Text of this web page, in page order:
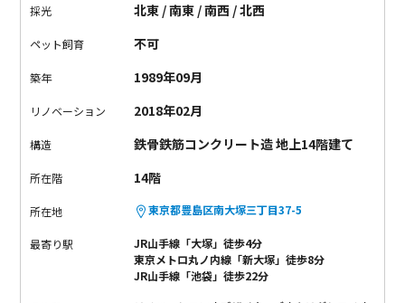
たらもともと収納になっていた場所を思い切りぶち抜いて、空
間を広げてみました。そうするとお部屋に帰った時から、外の
した。
とにかく全面空だから明るいし気持ちがいい。
ーからはスカイツリーもほんのちょっとの東京タワーも（本当
リアまで見渡せてしまう。いいところがいっぱいありすぎて何
物件。そしてやっぱり全部を新しくするのではなく、古きも生
かしておりまぜる。
そんなアールストアらしさがたくさん詰ま
ださい！
■完成までの軌跡http://r-
blogs.jp/author/renovation/6873/
採光 北東 / 南東 / 南西 / 北西
ペット飼育 不可
築年 1989年09月
リノベーション 2018年02月
構造 鉄骨鉄筋コンクリート造 地上14階建て
所在階 14階
所在地 東京都豊島区南大塚三丁目37-5
最寄り駅
JR山手線「大塚」徒歩4分
東京メトロ丸ノ内線「新大塚」徒歩8分
JR山手線「池袋」徒歩22分